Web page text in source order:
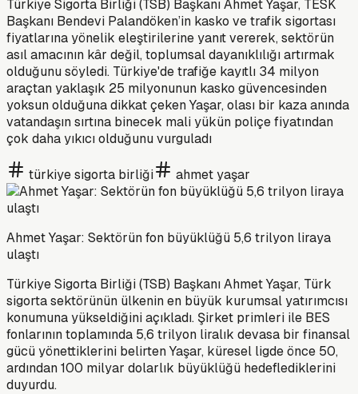
Türkiye Sigorta Birliği (TSB) Başkanı Ahmet Yaşar, TESK
Başkanı Bendevi Palandöken’in kasko ve trafik sigortası
fiyatlarına yönelik eleştirilerine yanıt vererek, sektörün
asıl amacının kâr değil, toplumsal dayanıklılığı artırmak
olduğunu söyledi. Türkiye'de trafiğe kayıtlı 34 milyon
araçtan yaklaşık 25 milyonunun kasko güvencesinden
yoksun olduğuna dikkat çeken Yaşar, olası bir kaza anında
vatandaşın sırtına binecek mali yükün poliçe fiyatından
çok daha yıkıcı olduğunu vurguladı
türkiye sigorta birliği ahmet yaşar
Ahmet Yaşar: Sektörün fon büyüklüğü 5,6 trilyon liraya
ulaştı
Türkiye Sigorta Birliği (TSB) Başkanı Ahmet Yaşar, Türk
sigorta sektörünün ülkenin en büyük kurumsal yatırımcısı
konumuna yükseldiğini açıkladı. Şirket primleri ile BES
fonlarının toplamında 5,6 trilyon liralık devasa bir finansal
gücü yönettiklerini belirten Yaşar, küresel ligde önce 50,
ardından 100 milyar dolarlık büyüklüğü hedeflediklerini
duyurdu.